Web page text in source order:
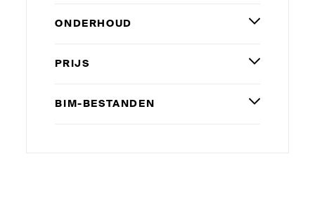
ONDERHOUD
PRIJS
BIM-BESTANDEN